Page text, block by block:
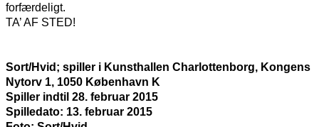
forfærdeligt.
TA’ AF STED!
Sort/Hvid; spiller i Kunsthallen Charlottenborg, Kongens
Nytorv 1, 1050 København K
Spiller indtil 28. februar 2015
Spilledato: 13. februar 2015